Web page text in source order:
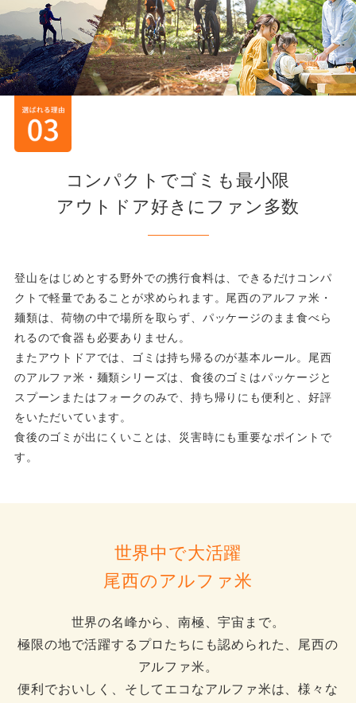
コンパクトでゴミも最小限
アウトドア好きにファン多数
登山をはじめとする野外での携行食料は、できるだけコンパ
クトで軽量であることが求められます。尾西のアルファ米・
麺類は、荷物の中で場所を取らず、パッケージのまま食べら
れるので食器も必要ありません。
またアウトドアでは、ゴミは持ち帰るのが基本ルール。尾西
のアルファ米・麺類シリーズは、食後のゴミはパッケージと
スプーンまたはフォークのみで、持ち帰りにも便利と、好評
をいただいています。
食後のゴミが出にくいことは、災害時にも重要なポイントで
す。
世界中で大活躍
尾西のアルファ米
世界の名峰から、南極、宇宙まで。
極限の地で活躍するプロたちにも認められた、尾西の
アルファ米。
便利でおいしく、そしてエコなアルファ米は、様々な